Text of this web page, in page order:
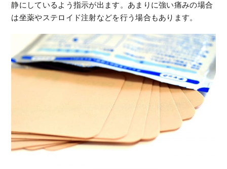
静にしているよう指示が出ます。あまりに強い痛みの場合
は坐薬やステロイド注射などを行う場合もあります。